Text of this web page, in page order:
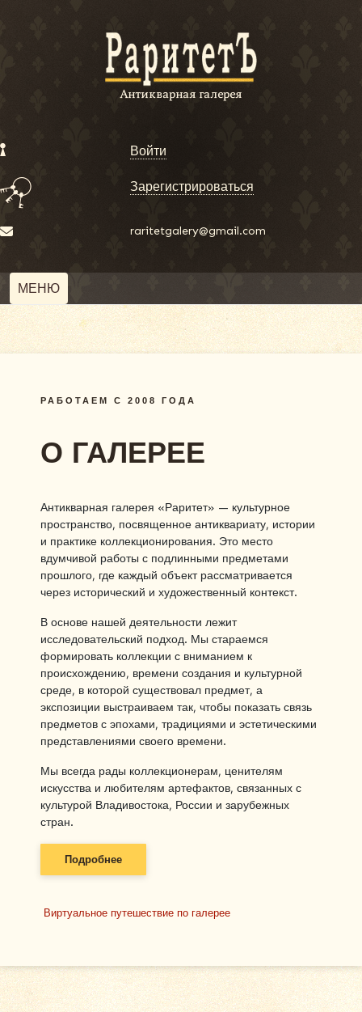
Войти
Зарегистрироваться
raritetgalery@gmail.com
МЕНЮ
РАБОТАЕМ С 2008 ГОДА
О ГАЛЕРЕЕ
Антикварная галерея «Раритет» — культурное
пространство, посвященное антиквариату, истории
и практике коллекционирования. Это место
вдумчивой работы с подлинными предметами
прошлого, где каждый объект рассматривается
через исторический и художественный контекст.
В основе нашей деятельности лежит
исследовательский подход. Мы стараемся
формировать коллекции с вниманием к
происхождению, времени создания и культурной
среде, в которой существовал предмет, а
экспозиции выстраиваем так, чтобы показать связь
предметов с эпохами, традициями и эстетическими
представлениями своего времени.
Мы всегда рады коллекционерам, ценителям
искусства и любителям артефактов, связанных с
культурой Владивостока, России и зарубежных
стран.
Подробнее
Виртуальное путешествие по галерее